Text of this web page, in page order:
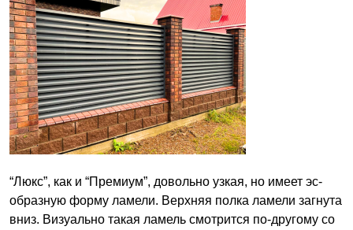
“Люкс”, как и “Премиум”, довольно узкая, но имеет эс-
образную форму ламели. Верхняя полка ламели загнута
вниз. Визуально такая ламель смотрится по-другому со